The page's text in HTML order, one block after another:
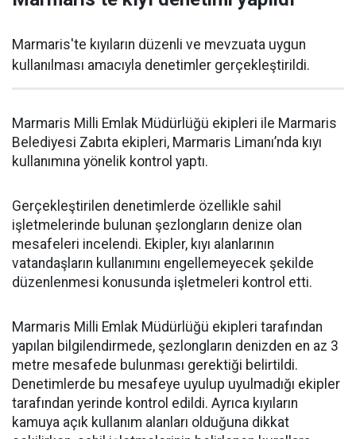
Marmaris'te kıyıların düzenli ve mevzuata uygun
kullanılması amacıyla denetimler gerçekleştirildi.
Marmaris Milli Emlak Müdürlüğü ekipleri ile Marmaris
Belediyesi Zabıta ekipleri, Marmaris Limanı’nda kıyı
kullanımına yönelik kontrol yaptı.
Gerçekleştirilen denetimlerde özellikle sahil
işletmelerinde bulunan şezlongların denize olan
mesafeleri incelendi. Ekipler, kıyı alanlarının
vatandaşların kullanımını engellemeyecek şekilde
düzenlenmesi konusunda işletmeleri kontrol etti.
Marmaris Milli Emlak Müdürlüğü ekipleri tarafından
yapılan bilgilendirmede, şezlongların denizden en az 3
metre mesafede bulunması gerektiği belirtildi.
Denetimlerde bu mesafeye uyulup uyulmadığı ekipler
tarafından yerinde kontrol edildi. Ayrıca kıyıların
kamuya açık kullanım alanları olduğuna dikkat